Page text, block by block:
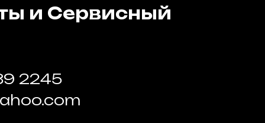
и Сервисный
2245